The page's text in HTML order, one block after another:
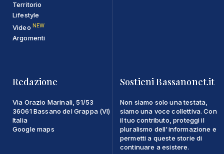
Territorio
Lifestyle
Video NEW
Argomenti
Redazione
Via Orazio Marinali, 51/53
36061 Bassano del Grappa (VI)
Italia
Google maps
Sostieni Bassanonet.it
Non siamo solo una testata,
siamo una voce collettiva. Con
il tuo contributo, proteggi il
pluralismo dell'informazione e
permetti a queste storie di
continuare a esistere.